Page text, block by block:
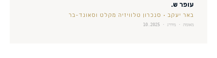
עופר ש.
באר יעקב · סנכרון טלוויזיה מקלט וסאונד-בר
מאומת · מידרג · 10.2025